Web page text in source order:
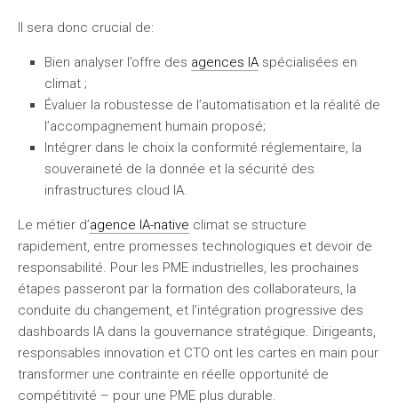
Il sera donc crucial de:
Bien analyser l’offre des agences IA spécialisées en
climat ;
Évaluer la robustesse de l’automatisation et la réalité de
l’accompagnement humain proposé;
Intégrer dans le choix la conformité réglementaire, la
souveraineté de la donnée et la sécurité des
infrastructures cloud IA.
Le métier d’agence IA-native climat se structure
rapidement, entre promesses technologiques et devoir de
responsabilité. Pour les PME industrielles, les prochaines
étapes passeront par la formation des collaborateurs, la
conduite du changement, et l’intégration progressive des
dashboards IA dans la gouvernance stratégique. Dirigeants,
responsables innovation et CTO ont les cartes en main pour
transformer une contrainte en réelle opportunité de
compétitivité – pour une PME plus durable.